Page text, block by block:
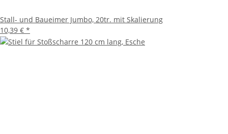
Stall- und Baueimer Jumbo, 20tr. mit Skalierung
10,39 € *